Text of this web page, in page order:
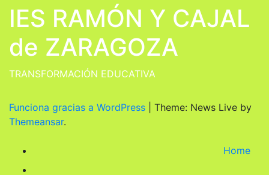
IES RAMÓN Y CAJAL
de ZARAGOZA
TRANSFORMACIÓN EDUCATIVA
Funciona gracias a WordPress
Theme: News Live by
Themeansar.
Home